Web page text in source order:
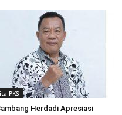
PKS
Herdadi Apresiasi